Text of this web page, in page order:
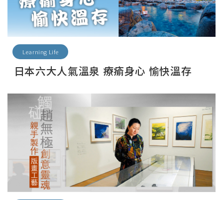
Learning Life
日本六大人氣溫泉 療瘉身心 愉快溫存